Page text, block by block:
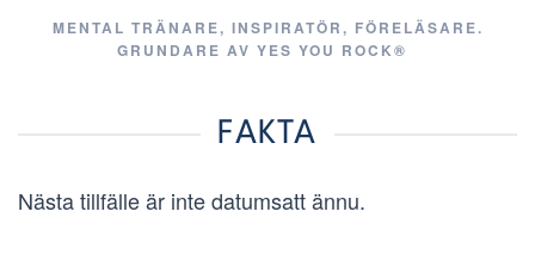
MENTAL TRÄNARE, INSPIRATÖR, FÖRELÄSARE.
GRUNDARE AV YES YOU ROCK®
FAKTA
Nästa tillfälle är inte datumsatt ännu.